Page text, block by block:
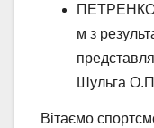
ПЕТРЕНКО
м з
Шульга
Вітаємо